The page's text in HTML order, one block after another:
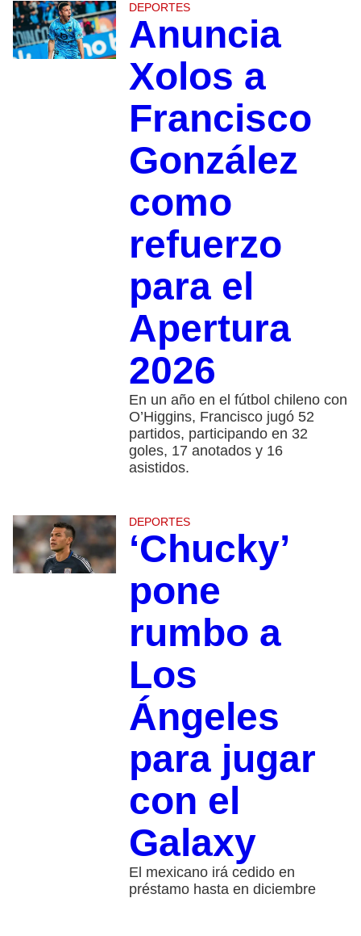
DEPORTES
Anuncia
Xolos a
Francisco
González
como
refuerzo
para el
Apertura
2026
En un año en el fútbol chileno con
O’Higgins, Francisco jugó 52
partidos, participando en 32
goles, 17 anotados y 16
asistidos.
DEPORTES
‘Chucky’
pone
rumbo a
Los
Ángeles
para jugar
con el
Galaxy
El mexicano irá cedido en
préstamo hasta en diciembre